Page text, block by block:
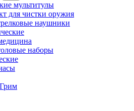
мультитулы
для чистки оружия
наушники
наборы